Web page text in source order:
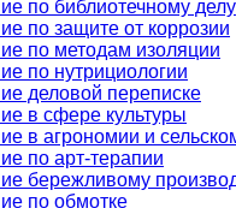
по библиотечному делу
по защите от коррозии
по методам изоляции
по нутрициологии
деловой переписке
в сфере культуры
в агрономии и
по арт-терапии
бережливому
по обмотке